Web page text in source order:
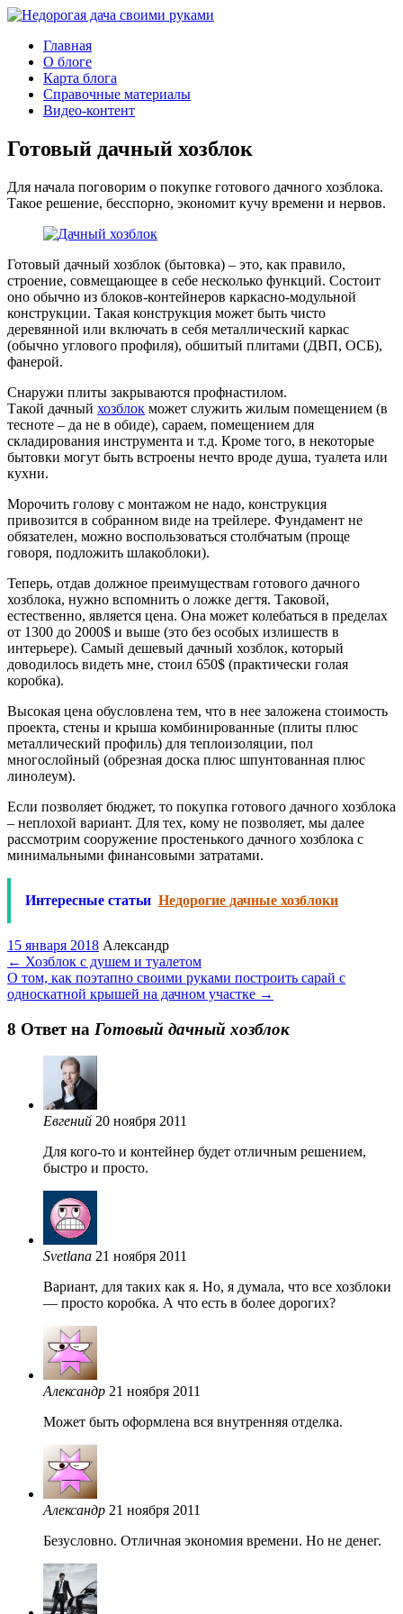
Главная
О блоге
Карта блога
Справочные материалы
Видео-контент
Готовый дачный хозблок
Для начала поговорим о покупке готового дачного хозблока.
Такое решение, бесспорно, экономит кучу времени и нервов.
Готовый дачный хозблок (бытовка) – это, как правило,
строение, совмещающее в себе несколько функций. Состоит
оно обычно из блоков-контейнеров каркасно-модульной
конструкции. Такая конструкция может быть чисто
деревянной или включать в себя металлический каркас
(обычно углового профиля), обшитый плитами (ДВП, ОСБ),
фанерой.
Снаружи плиты закрываются профнастилом.
Такой дачный хозблок может служить жилым помещением (в
тесноте – да не в обиде), сараем, помещением для
складирования инструмента и т.д. Кроме того, в некоторые
бытовки могут быть встроены нечто вроде душа, туалета или
кухни.
Морочить голову с монтажом не надо, конструкция
привозится в собранном виде на трейлере. Фундамент не
обязателен, можно воспользоваться столбчатым (проще
говоря, подложить шлакоблоки).
Теперь, отдав должное преимуществам готового дачного
хозблока, нужно вспомнить о ложке дегтя. Таковой,
естественно, является цена. Она может колебаться в пределах
от 1300 до 2000$ и выше (это без особых излишеств в
интерьере). Самый дешевый дачный хозблок, который
доводилось видеть мне, стоил 650$ (практически голая
коробка).
Высокая цена обусловлена тем, что в нее заложена стоимость
проекта, стены и крыша комбинированные (плиты плюс
металлический профиль) для теплоизоляции, пол
многослойный (обрезная доска плюс шпунтованная плюс
линолеум).
Если позволяет бюджет, то покупка готового дачного хозблока
– неплохой вариант. Для тех, кому не позволяет, мы далее
рассмотрим сооружение простенького дачного хозблока с
минимальными финансовыми затратами.
Интересные статьи Недорогие дачные хозблоки
15 января 2018 Александр
← Хозблок с душем и туалетом
О том, как поэтапно своими руками построить сарай с
односкатной крышей на дачном участке →
8 Oтвет на Готовый дачный хозблок
Евгений 20 ноября 2011
Для кого-то и контейнер будет отличным решением,
быстро и просто.
Svetlana 21 ноября 2011
Вариант, для таких как я. Но, я думала, что все хозблоки
— просто коробка. А что есть в более дорогих?
Александр 21 ноября 2011
Может быть оформлена вся внутренняя отделка.
Александр 21 ноября 2011
Безусловно. Отличная экономия времени. Но не денег.